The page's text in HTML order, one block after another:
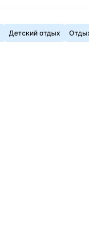
Детский отдых